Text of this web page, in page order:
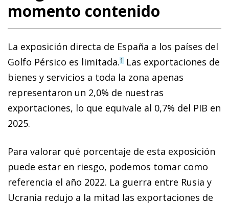
momento contenido
La exposición directa de España a los países del
Golfo Pérsico es limitada.1 Las exportaciones de
bienes y servicios a toda la zona apenas
representaron un 2,0% de nuestras
exportaciones, lo que equivale al 0,7% del PIB en
2025.
Para valorar qué porcentaje de esta exposición
puede estar en riesgo, podemos tomar como
referencia el año 2022. La guerra entre Rusia y
Ucrania redujo a la mitad las exportaciones de